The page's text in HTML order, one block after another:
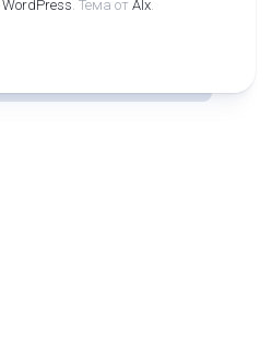
WordPress. Тема от Alx.